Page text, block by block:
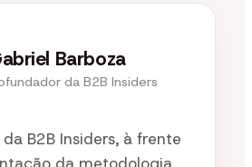
Barboza
da B2B Insiders
B2B Insiders, à frente